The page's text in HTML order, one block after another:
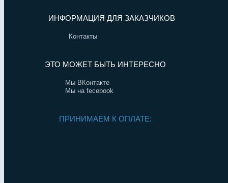
ИНФОРМАЦИЯ ДЛЯ ЗАКАЗЧИКОВ
Контакты
ЭТО МОЖЕТ БЫТЬ ИНТЕРЕСНО
Мы ВКонтакте
Мы на fecebook
ПРИНИМАЕМ К ОПЛАТЕ: